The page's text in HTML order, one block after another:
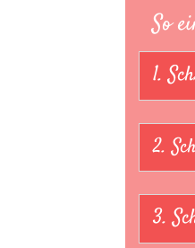
So
1.
2.
3.